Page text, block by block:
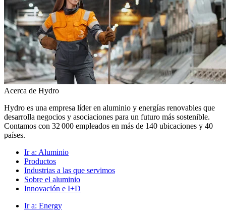
Acerca de Hydro
Hydro es una empresa líder en aluminio y energías renovables que
desarrolla negocios y asociaciones para un futuro más sostenible.
Contamos con 32 000 empleados en más de 140 ubicaciones y 40
países.
Ir a: Aluminio
Productos
Industrias a las que servimos
Sobre el aluminio
Innovación e I+D
Ir a: Energy